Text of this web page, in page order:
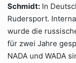
Schmidt: In
Rudersport.
wurde die
für zwei Jahre
NADA und WADA